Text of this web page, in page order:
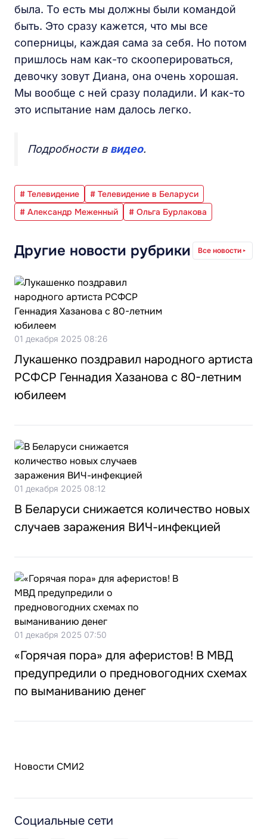
была. То есть мы должны были командой
быть. Это сразу кажется, что мы все
соперницы, каждая сама за себя. Но потом
пришлось нам как-то скооперироваться,
девочку зовут Диана, она очень хорошая.
Мы вообще с ней сразу поладили. И как-то
это испытание нам далось легко.
Подробности в видео.
# Телевидение
# Телевидение в Беларуси
# Александр Меженный
# Ольга Бурлакова
Другие новости рубрики Все новости
01 декабря 2025 08:26
Лукашенко поздравил народного артиста
РСФСР Геннадия Хазанова с 80-летним
юбилеем
01 декабря 2025 08:12
В Беларуси снижается количество новых
случаев заражения ВИЧ-инфекцией
01 декабря 2025 07:50
«Горячая пора» для аферистов! В МВД
предупредили о предновогодних схемах
по выманиванию денег
Новости СМИ2
Социальные сети